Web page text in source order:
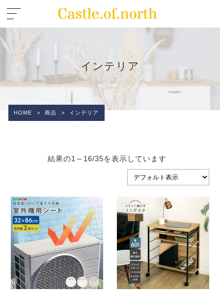
インテリア
HOME > 商品 > インテリア
結果の1～16/35を表示しています